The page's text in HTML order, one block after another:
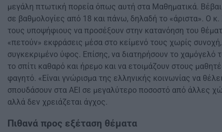
μεγάλη πτωτική πορεία όπως αυτή στα Μαθηματικά.
σε βαθμολογίες από 18 και πάνω, δηλαδή το «άριστα». Ο
τους υποψήφιους να προσέξουν στην κατανόηση του
«πετούν» εκφράσεις μέσα στο κείμενό τους χωρίς
συγκεκριμένο ύφος. Επίσης, να διατηρήσουν το χαμόγελό
το σπίτι καθαρό και ήρεμο και να ετοιμάζουν στους
φαγητό. «Είναι γνώρισµα της ελληνικής κοινωνίας να
σπουδάσουν στα ΑΕΙ σε µεγαλύτερο ποσοστό από άλλες
αλλά δεν χρειάζεται άγχος.
Πιθανά προς εξέταση θέματα